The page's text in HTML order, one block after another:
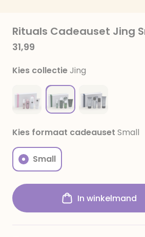
Rituals Cadeauset Jing
31,99
Kies collectieJing
Kies formaat cadeauset Small
Small
In winkelmand